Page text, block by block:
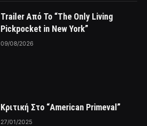
Trailer Από Το “The Only Living
Pickpocket in New York”
09/08/2026
Κριτική Στο “American Primeval”
27/01/2025